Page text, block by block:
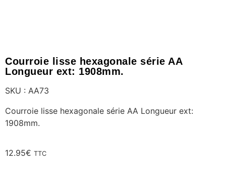
Courroie lisse hexagonale série AA
Longueur ext: 1908mm.
SKU : AA73
Courroie lisse hexagonale série AA Longueur ext:
1908mm.
12.95€ TTC